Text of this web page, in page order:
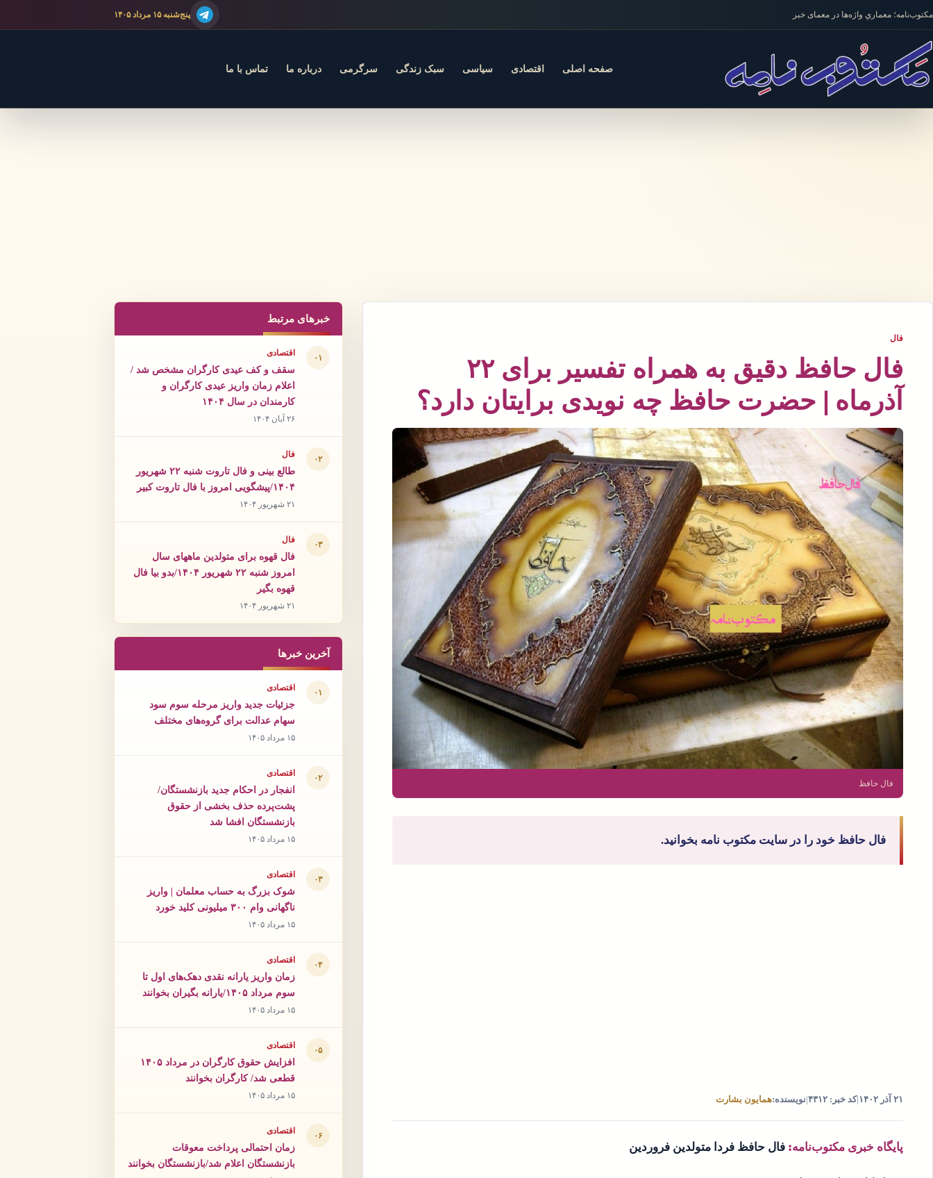
رفتن به محتوا
مکتوب‌نامه؛ معماریِ واژه‌ها در معمای خبر پنج‌شنبه ۱۵ مرداد ۱۴۰۵
صفحه اصلی اقتصادی سیاسی سبک زندگی سرگرمی درباره ما تماس با ما
فال
فال حافظ دقیق به همراه تفسیر برای ۲۲
آذرماه | حضرت حافظ چه نویدی برایتان دارد؟
فال حافظ
فال حافظ خود را در سایت مکتوب نامه بخوانید.
۲۱ آذر ۱۴۰۲ |کد خبر: ۴۳۱۲ |نویسنده:همایون بشارت
پایگاه خبری مکتوب‌نامه: فال حافظ فردا متولدین فروردین
خبرهای مرتبط
۰۱ اقتصادی
سقف و کف عیدی کارگران مشخص شد /
اعلام زمان واریز عیدی کارگران و
کارمندان در سال ۱۴۰۴
۲۶ آبان ۱۴۰۴
۰۲ فال
طالع بینی و فال تاروت شنبه ۲۲ شهریور
۱۴۰۴/پیشگویی امروز با فال تاروت کبیر
۲۱ شهریور ۱۴۰۴
۰۳ فال
فال قهوه برای متولدین ماههای سال
امروز شنبه ۲۲ شهریور ۱۴۰۴/بدو بیا فال
قهوه بگیر
۲۱ شهریور ۱۴۰۴
آخرین خبرها
۰۱ اقتصادی
جزئیات جدید واریز مرحله سوم سود
سهام عدالت برای گروه‌های مختلف
۱۵ مرداد ۱۴۰۵
۰۲ اقتصادی
انفجار در احکام جدید بازنشستگان/
پشت‌پرده حذف بخشی از حقوق
بازنشستگان افشا شد
۱۵ مرداد ۱۴۰۵
۰۳ اقتصادی
شوک بزرگ به حساب معلمان | واریز
ناگهانی وام ۳۰۰ میلیونی کلید خورد
۱۵ مرداد ۱۴۰۵
۰۴ اقتصادی
زمان واریز یارانه نقدی دهک‌های اول تا
سوم مرداد ۱۴۰۵/یارانه بگیران بخوانند
۱۵ مرداد ۱۴۰۵
۰۵ اقتصادی
افزایش حقوق کارگران در مرداد ۱۴۰۵
قطعی شد/ کارگران بخوانند
۱۵ مرداد ۱۴۰۵
۰۶ اقتصادی
زمان احتمالی پرداخت معوقات
بازنشستگان اعلام شد/بازنشستگان بخوانند